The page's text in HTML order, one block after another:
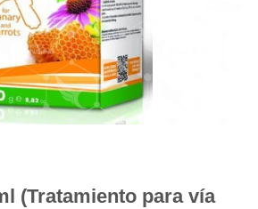
(Tratamiento para vía